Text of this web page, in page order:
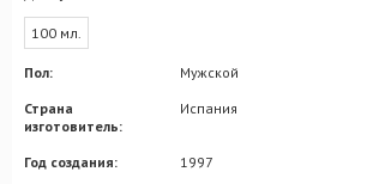
100 мл.
Пол:
Мужской
Страна
изготовитель:
Испания
Год создания:
1997